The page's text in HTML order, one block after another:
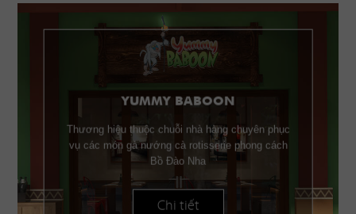
YUMMY BABOON
Thương hiệu thuộc chuỗi nhà hàng chuyên phục
vụ các món gà nướng cà rotisserie phong cách
Bồ Đào Nha
Chi tiết